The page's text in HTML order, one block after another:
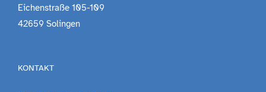
Eichenstraße 105-109
42659 Solingen
KONTAKT